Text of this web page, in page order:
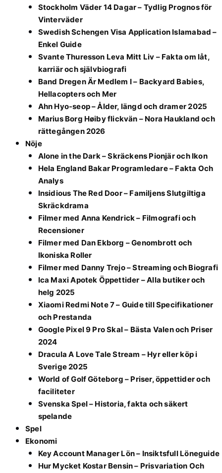
Stockholm Väder 14 Dagar – Tydlig Prognos för
Vinterväder
Swedish Schengen Visa Application Islamabad –
Enkel Guide
Svante Thuresson Leva Mitt Liv – Fakta om låt,
karriär och självbiografi
Band Dregen Är Medlem I – Backyard Babies,
Hellacopters och Mer
Ahn Hyo-seop – Ålder, längd och dramer 2025
Marius Borg Høiby flickvän – Nora Haukland och
rättegången 2026
Nöje
Alone in the Dark – Skräckens Pionjär och Ikon
Hela England Bakar Programledare – Fakta Och
Analys
Insidious The Red Door – Familjens Slutgiltiga
Skräckdrama
Filmer med Anna Kendrick – Filmografi och
Recensioner
Filmer med Dan Ekborg – Genombrott och
Ikoniska Roller
Filmer med Danny Trejo – Streaming och Biografi
Ica Maxi Apotek Öppettider – Alla butiker och
helg 2025
Xiaomi Redmi Note 7 – Guide till Specifikationer
och Prestanda
Google Pixel 9 Pro Skal – Bästa Valen och Priser
2024
Dracula A Love Tale Stream – Hyr eller köp i
Sverige 2025
World of Golf Göteborg – Priser, öppettider och
faciliteter
Svenska Spel – Historia, fakta och säkert
spelande
Spel
Ekonomi
Key Account Manager Lön – Insiktsfull Löneguide
Hur Mycket Kostar Bensin – Prisvariation Och